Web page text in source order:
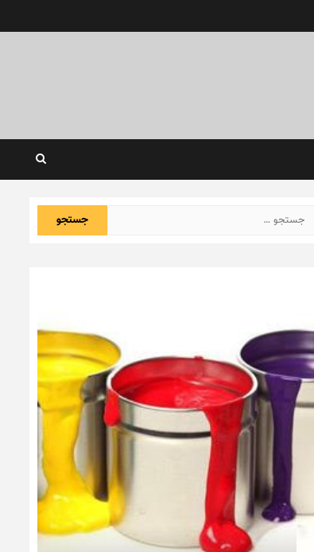
جستجو
برای: